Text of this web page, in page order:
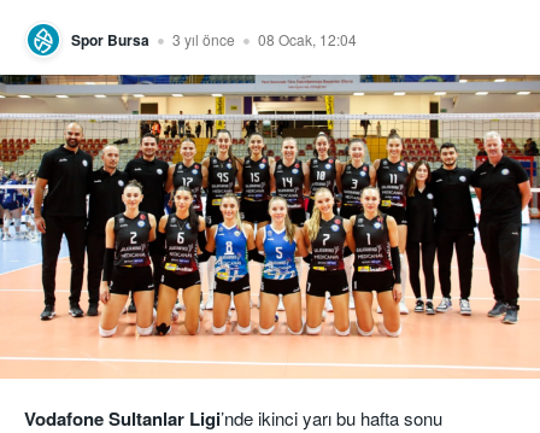
Spor Bursa 3 yıl önce 08 Ocak, 12:04
Vodafone Sultanlar Ligi’nde ikinci yarı bu hafta sonu